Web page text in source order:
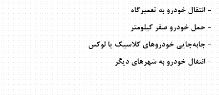
- انتقال خودرو به تعمیرگاه
- حمل خودرو صفر کیلومتر
- جابه‌جایی خودروهای کلاسیک یا لوکس
- انتقال خودرو به شهرهای دیگر